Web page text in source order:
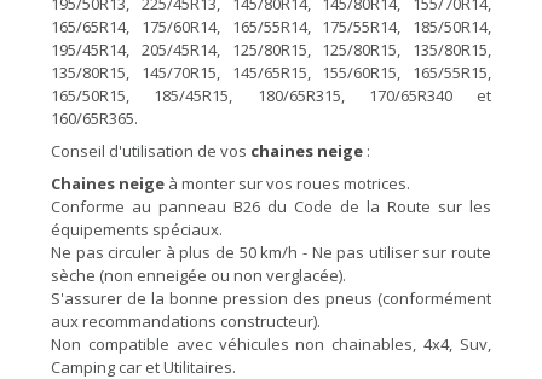
165/65R14, 175/60R14, 165/55R14, 175/55R14, 185/50R14,
195/45R14, 205/45R14, 125/80R15, 125/80R15, 135/80R15,
135/80R15, 145/70R15, 145/65R15, 155/60R15, 165/55R15,
165/50R15, 185/45R15, 180/65R315, 170/65R340 et
160/65R365.
Conseil d'utilisation de vos chaines neige :
Chaines neige à monter sur vos roues motrices.
Conforme au panneau B26 du Code de la Route sur les
équipements spéciaux.
Ne pas circuler à plus de 50 km/h - Ne pas utiliser sur route
sèche (non enneigée ou non verglacée).
S'assurer de la bonne pression des pneus (conformément
aux recommandations constructeur).
Non compatible avec véhicules non chainables, 4x4, Suv,
Camping car et Utilitaires.